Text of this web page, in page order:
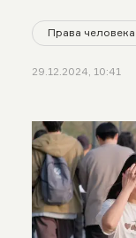
Права человека
29.12.2024, 10:41